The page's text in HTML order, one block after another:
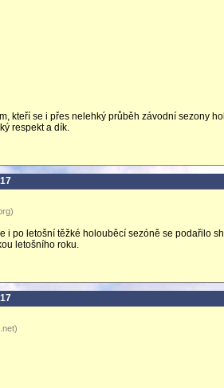
kteří se i přes nelehký průběh závodní sezony
respekt a dík.
i po letošní těžké holouběcí sezóně se podařilo
letošního roku.